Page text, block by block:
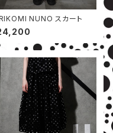
NUNO スカート